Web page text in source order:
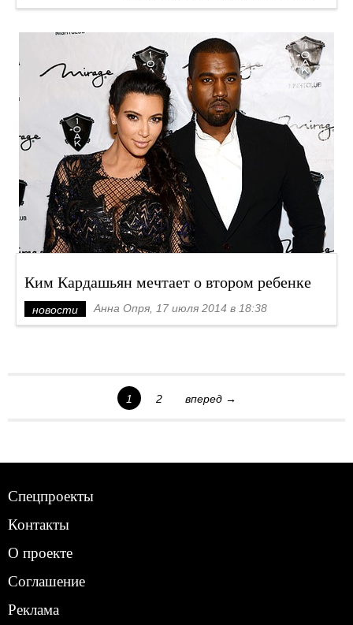
Ким Кардашьян мечтает о втором ребенке
новости Анна Опря, 17 июля 2014 в 18:38
1 2 вперед →
Спецпроекты
Контакты
О проекте
Соглашение
Реклама